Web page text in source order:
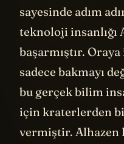
sayesinde adım
teknoloji insanlığı
başarmıştır.
sadece bakmayı
bu gerçek bilim
için kraterlerden
vermiştir. Alhazen